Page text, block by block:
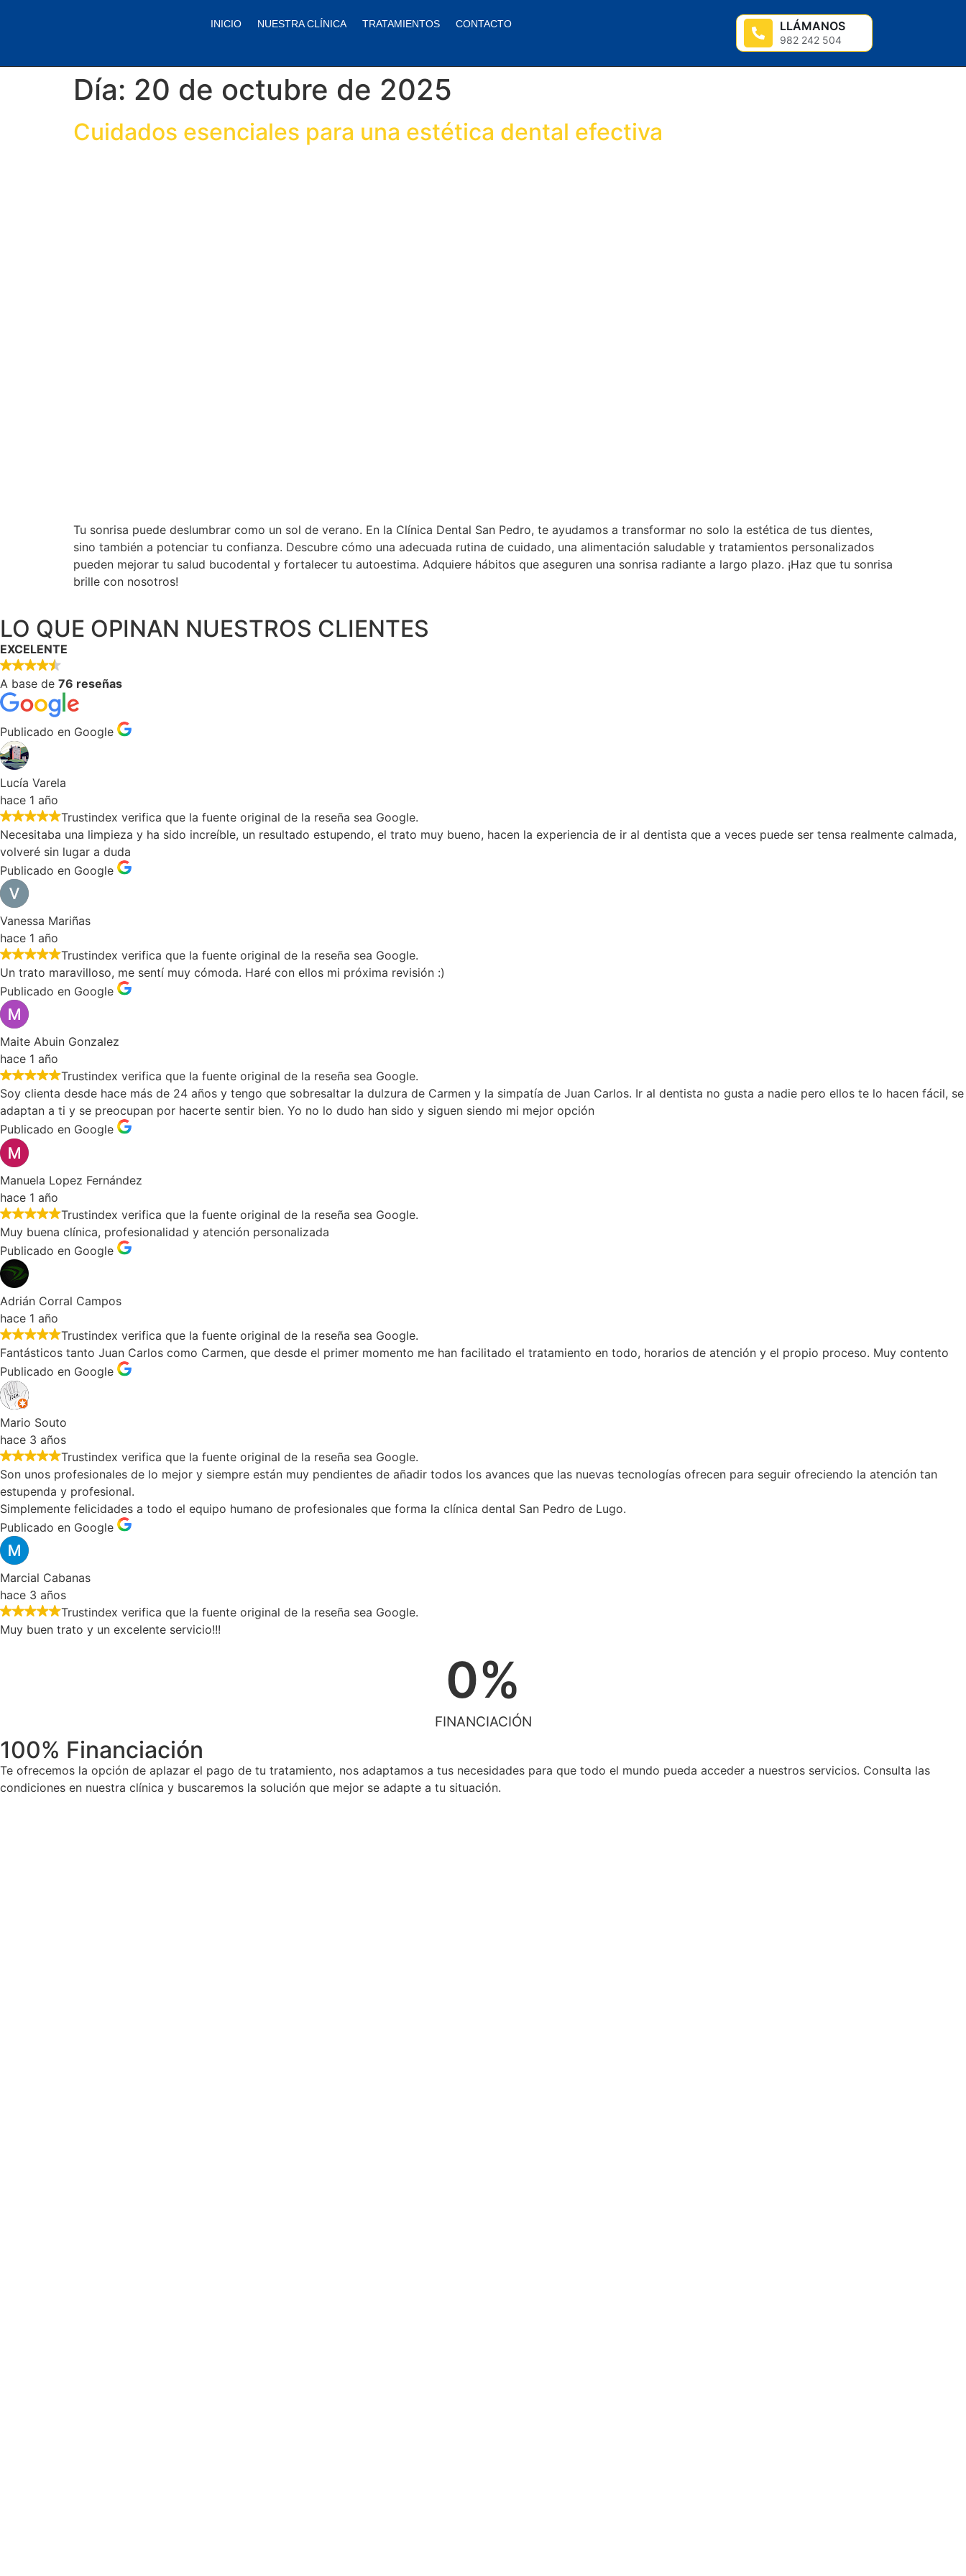
INICIO NUESTRA CLÍNICA TRATAMIENTOS CONTACTO LLÁMANOS
982 242 504
Día: 20 de octubre de 2025
Cuidados esenciales para una estética dental efectiva
Tu sonrisa puede deslumbrar como un sol de verano. En la Clínica Dental San Pedro, te ayudamos a transformar no solo la estética de tus dientes,
sino también a potenciar tu confianza. Descubre cómo una adecuada rutina de cuidado, una alimentación saludable y tratamientos personalizados
pueden mejorar tu salud bucodental y fortalecer tu autoestima. Adquiere hábitos que aseguren una sonrisa radiante a largo plazo. ¡Haz que tu sonrisa
brille con nosotros!
LO QUE OPINAN NUESTROS CLIENTES
EXCELENTE
A base de 76 reseñas
Publicado en Google
Lucía Varela
hace 1 año
Trustindex verifica que la fuente original de la reseña sea Google.
Necesitaba una limpieza y ha sido increíble, un resultado estupendo, el trato muy bueno, hacen la experiencia de ir al dentista que a veces puede ser tensa realmente calmada,
volveré sin lugar a duda
Publicado en Google
Vanessa Mariñas
hace 1 año
Trustindex verifica que la fuente original de la reseña sea Google.
Un trato maravilloso, me sentí muy cómoda. Haré con ellos mi próxima revisión :)
Publicado en Google
Maite Abuin Gonzalez
hace 1 año
Trustindex verifica que la fuente original de la reseña sea Google.
Soy clienta desde hace más de 24 años y tengo que sobresaltar la dulzura de Carmen y la simpatía de Juan Carlos. Ir al dentista no gusta a nadie pero ellos te lo hacen fácil, se
adaptan a ti y se preocupan por hacerte sentir bien. Yo no lo dudo han sido y siguen siendo mi mejor opción
Publicado en Google
Manuela Lopez Fernández
hace 1 año
Trustindex verifica que la fuente original de la reseña sea Google.
Muy buena clínica, profesionalidad y atención personalizada
Publicado en Google
Adrián Corral Campos
hace 1 año
Trustindex verifica que la fuente original de la reseña sea Google.
Fantásticos tanto Juan Carlos como Carmen, que desde el primer momento me han facilitado el tratamiento en todo, horarios de atención y el propio proceso. Muy contento
Publicado en Google
Mario Souto
hace 3 años
Trustindex verifica que la fuente original de la reseña sea Google.
Son unos profesionales de lo mejor y siempre están muy pendientes de añadir todos los avances que las nuevas tecnologías ofrecen para seguir ofreciendo la atención tan
estupenda y profesional.
Simplemente felicidades a todo el equipo humano de profesionales que forma la clínica dental San Pedro de Lugo.
Publicado en Google
Marcial Cabanas
hace 3 años
Trustindex verifica que la fuente original de la reseña sea Google.
Muy buen trato y un excelente servicio!!!
FINANCIACIÓN
0%
100% Financiación
Te ofrecemos la opción de aplazar el pago de tu tratamiento, nos adaptamos a tus necesidades para que todo el mundo pueda acceder a nuestros servicios. Consulta las
condiciones en nuestra clínica y buscaremos la solución que mejor se adapte a tu situación.